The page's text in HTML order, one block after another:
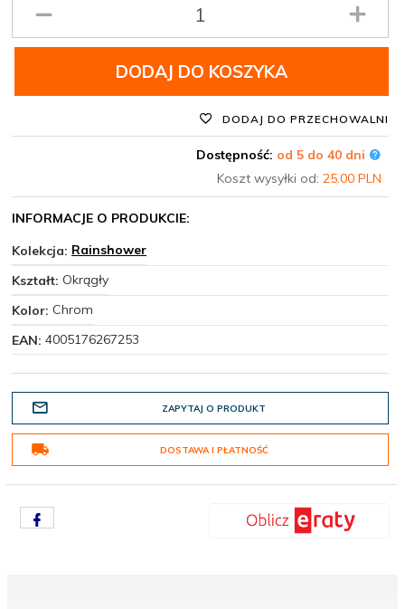
produktu
DODAJ DO KOSZYKA
DODAJ DO PRZECHOWALNI
Dostępność: od 5 do 40 dni
Koszt wysyłki od: 25.00 PLN
INFORMACJE O PRODUKCIE:
Kolekcja: Rainshower
Kształt: Okrągły
Kolor: Chrom
EAN: 4005176267253
ZAPYTAJ O PRODUKT
DOSTAWA I PŁATNOŚĆ